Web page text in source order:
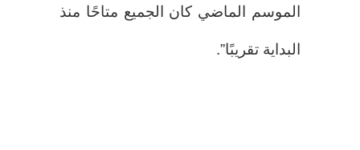
الموسم الماضي كان الجميع متاحًا منذ
البداية تقريبًا”.